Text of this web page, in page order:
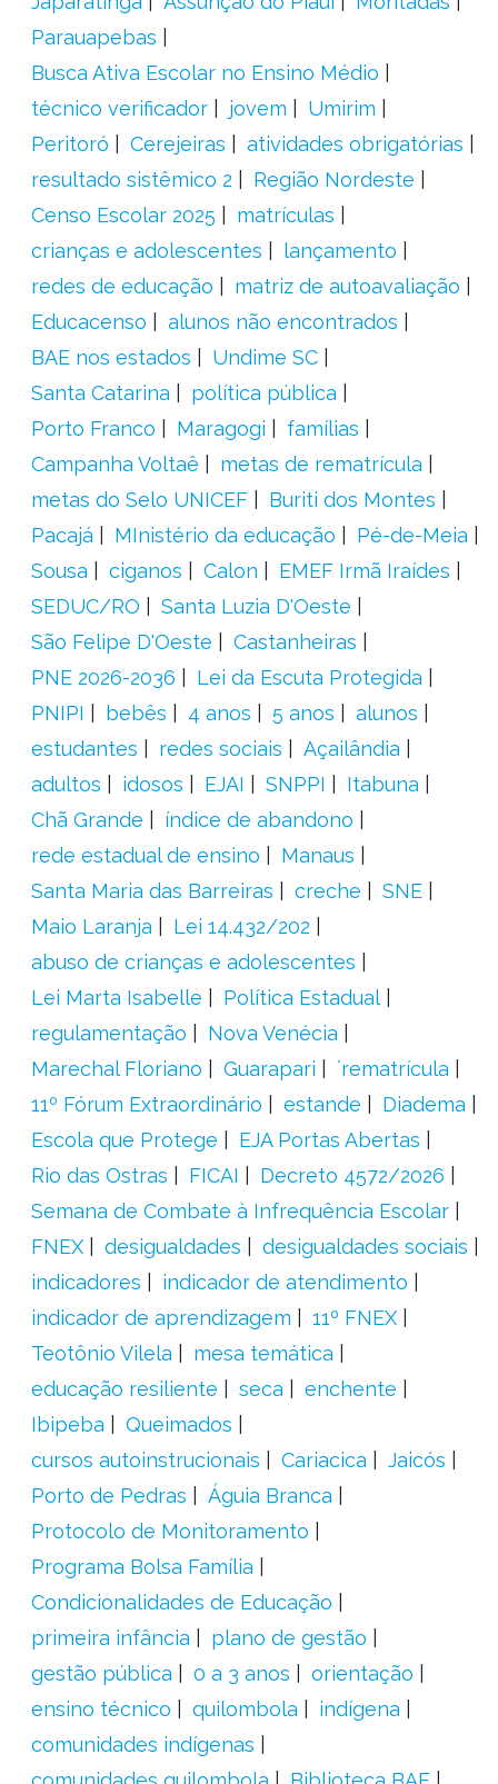
Parauapebas
Busca Ativa Escolar no Ensino Médio
técnico verificador
jovem
Umirim
Peritoró
Cerejeiras
atividades obrigatórias
resultado sistêmico 2
Região Nordeste
Censo Escolar 2025
matrículas
crianças e adolescentes
lançamento
redes de educação
matriz de autoavaliação
Educacenso
alunos não encontrados
BAE nos estados
Undime SC
Santa Catarina
política pública
Porto Franco
Maragogi
famílias
Campanha Voltaê
metas de rematrícula
metas do Selo UNICEF
Buriti dos Montes
Pacajá
MInistério da educação
Pé-de-Meia
Sousa
ciganos Calon
EMEF Irmã Iraídes
SEDUC/RO
Santa Luzia D'Oeste
São Felipe D'Oeste
Castanheiras
PNE 2026-2036
Lei da Escuta Protegida
PNIPI
bebês 4 anos 5 anos
alunos
estudantes
redes sociais
Açailândia
adultos
idosos EJAI SNPPI
Itabuna
Chã Grande
índice de abandono
rede estadual de ensino
Manaus
Santa Maria das Barreiras
creche
SNE
Maio Laranja
Lei 14.432/202
abuso de crianças e adolescentes
Lei Marta Isabelle
Política Estadual
regulamentação
Nova Venécia
Marechal Floriano
Guarapari
´rematrícula
11º Fórum Extraordinário
estande
Diadema
Escola que Protege
EJA Portas Abertas
Rio das Ostras
FICAI
Decreto 4572/2026
Semana de Combate à Infrequência Escolar
FNEX
desigualdades
desigualdades sociais
indicadores
indicador de atendimento
indicador de aprendizagem
11º FNEX
Teotônio Vilela
mesa temática
educação resiliente
seca
enchente
Ibipeba
Queimados
cursos autoinstrucionais
Cariacica
Jaicós
Porto de Pedras
Águia Branca
Protocolo de Monitoramento
Programa Bolsa Família
Condicionalidades de Educação
primeira infância
plano de gestão
gestão pública
0 a 3 anos
orientação
ensino técnico
quilombola
indígena
comunidades indígenas